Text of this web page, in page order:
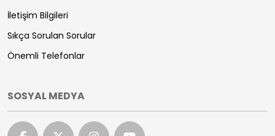
İletişim Bilgileri
Sıkça Sorulan Sorular
Önemli Telefonlar
SOSYAL MEDYA